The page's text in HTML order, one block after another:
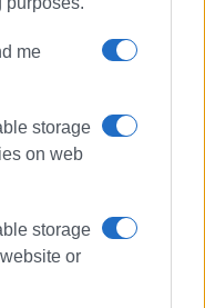
me
storage
on web
storage
or